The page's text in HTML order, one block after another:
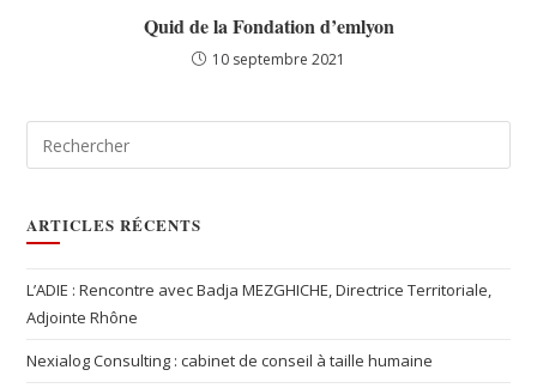
Quid de la Fondation d’emlyon
10 septembre 2021
ARTICLES RÉCENTS
L’ADIE : Rencontre avec Badja MEZGHICHE, Directrice Territoriale,
Adjointe Rhône
Nexialog Consulting : cabinet de conseil à taille humaine